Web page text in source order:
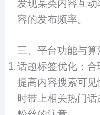
发现某类内容互
容的发布频率。
三、平台功能与算
话题标签优化：合
提高内容搜索可
时带上相关热门